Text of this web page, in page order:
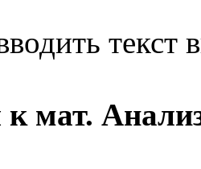
текст
мат.